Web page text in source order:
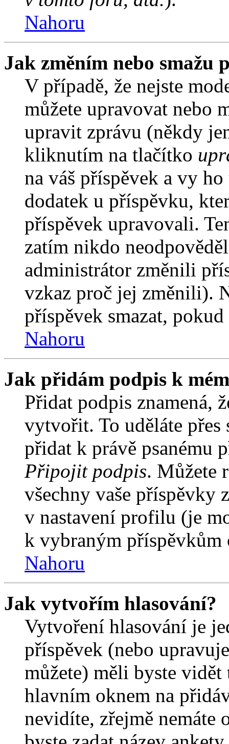
Nahoru
Jak změním nebo smažu
V případě, že nejste
můžete upravovat nebo
upravit zprávu (někdy
kliknutím na tlačítko
na váš příspěvek a vy
dodatek u příspěvku,
příspěvek upravovali.
zatím nikdo
administrátor změnili
vzkaz proč jej změnili).
příspěvek smazat,
Nahoru
Jak přidám podpis k
Přidat podpis znamená,
vytvořit. To uděláte
přidat k právě psanému
Připojit podpis. Můžete
všechny vaše příspěvky
v nastavení profilu (je
k vybraným příspěvkům
Nahoru
Jak vytvořím hlasování?
Vytvoření hlasování je
příspěvek (nebo
můžete) měli byste
hlavním oknem na
nevidíte, zřejmě